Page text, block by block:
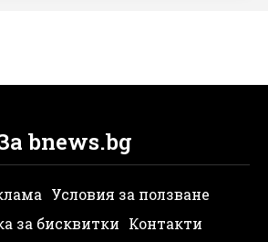
bnews.bg
Условия за ползване
за бисквитки Контакти